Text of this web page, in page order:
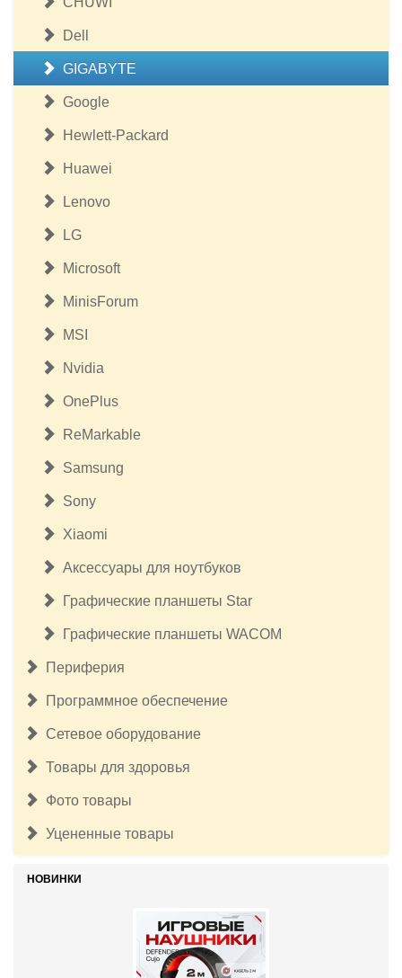
Dell
GIGABYTE
Google
Hewlett-Packard
Huawei
Lenovo
LG
Microsoft
MinisForum
MSI
Nvidia
OnePlus
ReMarkable
Samsung
Sony
Xiaomi
Аксессуары для ноутбуков
Графические планшеты Star
Графические планшеты WACOM
Периферия
Программное обеспечение
Сетевое оборудование
Товары для здоровья
Фото товары
Уцененные товары
НОВИНКИ